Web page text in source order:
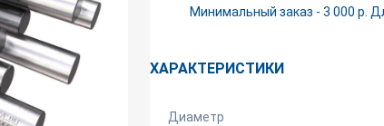
Минимальный заказ - 3 000 р.
ХАРАКТЕРИСТИКИ
Диаметр